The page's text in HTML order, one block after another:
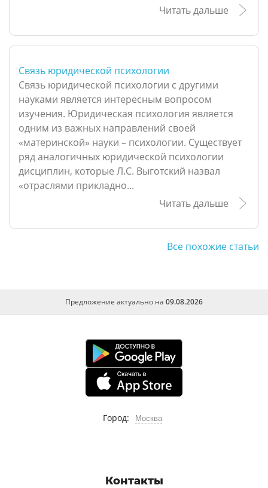
Читать дальше
Связь юридической психологии
Связь юридической психологии с другими
науками является интересным вопросом
изучения. Юридическая психология является
одним из важных направлений своей
«материнской» науки – психологии. Существует
ряд аналогичных юридической психологии
дисциплин, которые Л.С. Выготский назвал
«отраслями прикладно...
Читать дальше
Все похожие статьи
Предложение актуально на 09.08.2026
Город: Москва
Контакты